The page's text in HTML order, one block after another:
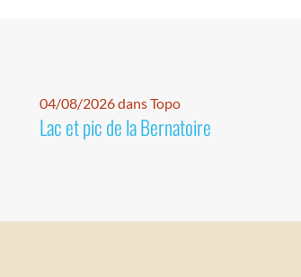
04/08/2026 dans Topo
Lac et pic de la Bernatoire